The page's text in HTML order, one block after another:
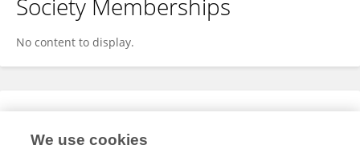
Society Memberships
No content to display.
Expertise
We use cookies